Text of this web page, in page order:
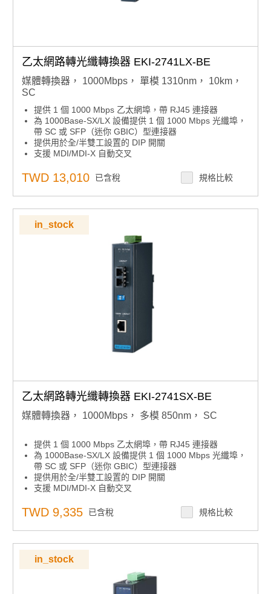
乙太網路轉光纖轉換器 EKI-2741LX-BE
媒體轉換器， 1000Mbps， 單模 1310nm， 10km，
SC
提供 1 個 1000 Mbps 乙太網埠，帶 RJ45 連接器
為 1000Base-SX/LX 設備提供 1 個 1000 Mbps 光纖埠，
帶 SC 或 SFP（迷你 GBIC）型連接器
提供用於全/半雙工設置的 DIP 開關
支援 MDI/MDI-X 自動交叉
支援冗餘 12 ~ 48 VDC 電源輸入
提供靈活的安裝：DIN導軌和壁掛式安裝
提供鏈路故障直通 （LFP）
巨型幀：9K 位元組
TWD 13,010 已含稅 規格比較
in_stock
乙太網路轉光纖轉換器 EKI-2741SX-BE
媒體轉換器， 1000Mbps， 多模 850nm， SC
提供 1 個 1000 Mbps 乙太網埠，帶 RJ45 連接器
為 1000Base-SX/LX 設備提供 1 個 1000 Mbps 光纖埠，
帶 SC 或 SFP（迷你 GBIC）型連接器
提供用於全/半雙工設置的 DIP 開關
支援 MDI/MDI-X 自動交叉
支援冗餘 12 ~ 48 VDC 電源輸入
提供靈活的安裝：DIN導軌和壁掛式安裝
提供鏈路故障直通 （LFP）
巨型幀：9K 位元組
TWD 9,335 已含稅 規格比較
in_stock